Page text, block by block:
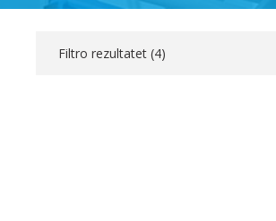
Filtro rezultatet (4)